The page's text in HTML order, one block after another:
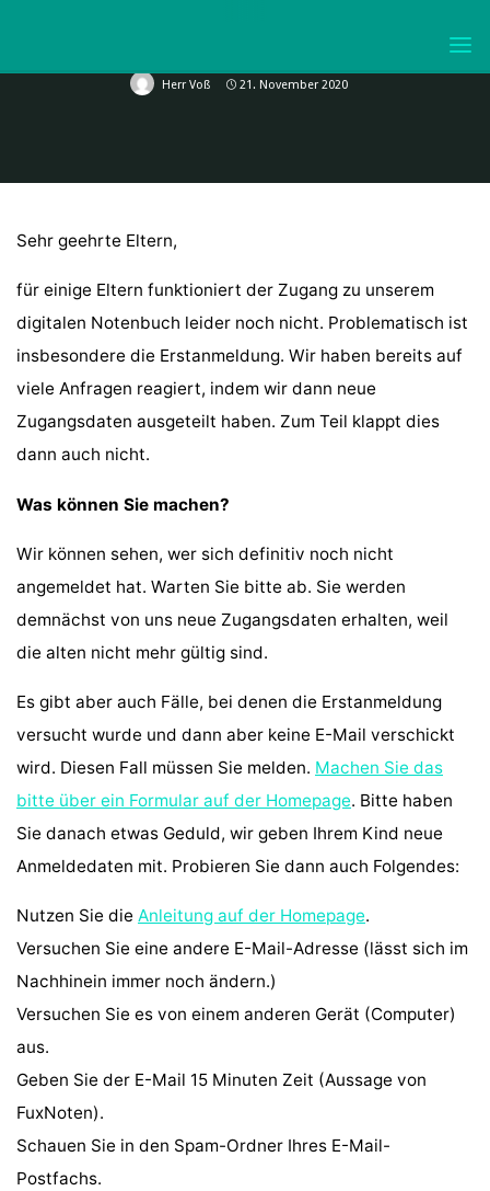
contentJOACHIM-
Herr Voß 21. November 2020
Sehr geehrte Eltern,
für einige Eltern funktioniert der Zugang zu unserem
digitalen Notenbuch leider noch nicht. Problematisch ist
insbesondere die Erstanmeldung. Wir haben bereits auf
viele Anfragen reagiert, indem wir dann neue
Zugangsdaten ausgeteilt haben. Zum Teil klappt dies
dann auch nicht.
Was können Sie machen?
Wir können sehen, wer sich definitiv noch nicht
angemeldet hat. Warten Sie bitte ab. Sie werden
demnächst von uns neue Zugangsdaten erhalten, weil
die alten nicht mehr gültig sind.
Es gibt aber auch Fälle, bei denen die Erstanmeldung
versucht wurde und dann aber keine E-Mail verschickt
wird. Diesen Fall müssen Sie melden. Machen Sie das
bitte über ein Formular auf der Homepage. Bitte haben
Sie danach etwas Geduld, wir geben Ihrem Kind neue
Anmeldedaten mit. Probieren Sie dann auch Folgendes:
Nutzen Sie dieAnleitung auf der Homepage.
Versuchen Sie eine andere E-Mail-Adresse (lässt sich im
Nachhinein immer noch ändern.)
Versuchen Sie es von einem anderen Gerät (Computer)
aus.
Geben Sie der E-Mail 15 Minuten Zeit (Aussage von
FuxNoten).
Schauen Sie in den Spam-Ordner Ihres E-Mail-
Postfachs.